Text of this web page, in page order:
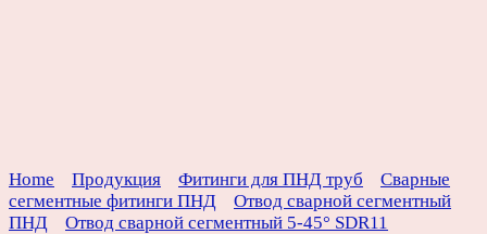
Home Продукция Фитинги для ПНД труб
Сварные
сегментные фитинги ПНД
Отвод сварной сегментный
ПНД
Отвод сварной сегментный 5-45° SDR11